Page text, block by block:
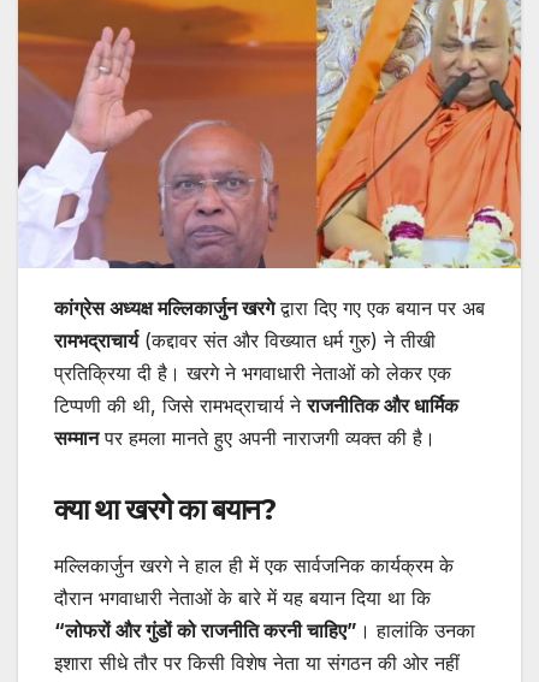
कांग्रेस अध्यक्ष मल्लिकार्जुन खरगेद्वारा दिए गए एक बयान पर अब
रामभद्राचार्य(कद्दावर संत और विख्यात धर्म गुरु) ने तीखी
प्रतिक्रिया दी है। खरगे ने भगवाधारी नेताओं को लेकर एक
टिप्पणी की थी, जिसे रामभद्राचार्य नेराजनीतिक और धार्मिक
सम्मानपर हमला मानते हुए अपनी नाराजगी व्यक्त की है।
क्या था खरगे का बयान?
मल्लिकार्जुन खरगे ने हाल ही में एक सार्वजनिक कार्यक्रम के
दौरान भगवाधारी नेताओं के बारे में यह बयान दिया था कि
“लोफरों और गुंडों को राजनीति करनी चाहिए” । हालांकि उनका
इशारा सीधे तौर पर किसी विशेष नेता या संगठन की ओर नहीं